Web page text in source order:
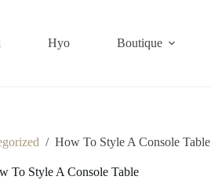
Hyo Boutique
/ How To Style A Console Table
To Style A Console Table